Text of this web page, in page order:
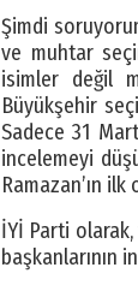
Şimdi
ve muhtar
isimler değil
Büyükşehir
Sadece 31
incelemeyi
Ramazan’ın
İYİ Parti
başkanlarının